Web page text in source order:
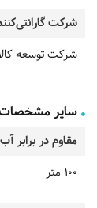
شرکت
شرکت توسعه
سایر
مقاوم در برابر آب
100 متر